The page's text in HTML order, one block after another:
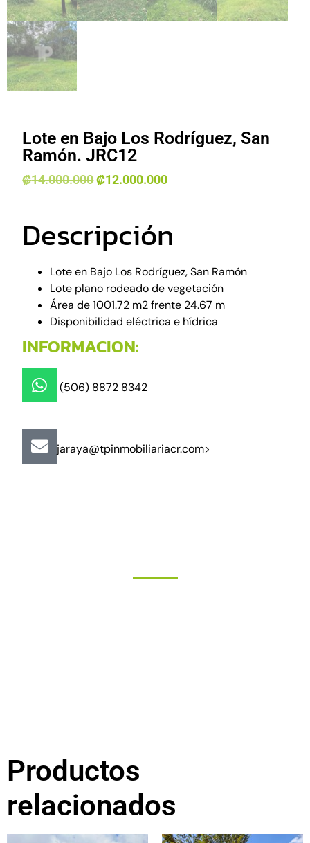
Lote en Bajo Los Rodríguez, San
Ramón. JRC12
₡14.000.000₡12.000.000
Descripción
Lote en Bajo Los Rodríguez, San Ramón
Lote plano rodeado de vegetación
Área de 1001.72 m2 frente 24.67 m
Disponibilidad eléctrica e hídrica
INFORMACION:
(506) 8872 8342
jaraya@tpinmobiliariacr.com>
Productos
relacionados